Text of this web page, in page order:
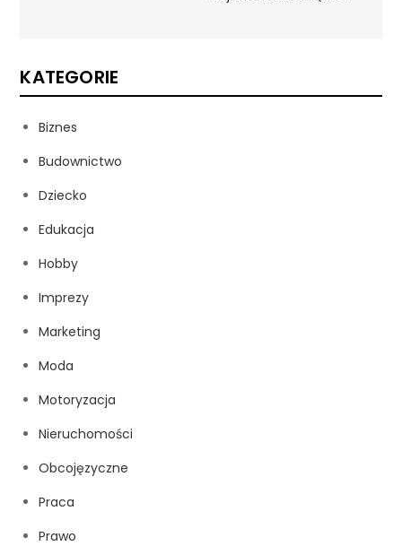
KATEGORIE
Biznes
Budownictwo
Dziecko
Edukacja
Hobby
Imprezy
Marketing
Moda
Motoryzacja
Nieruchomości
Obcojęzyczne
Praca
Prawo